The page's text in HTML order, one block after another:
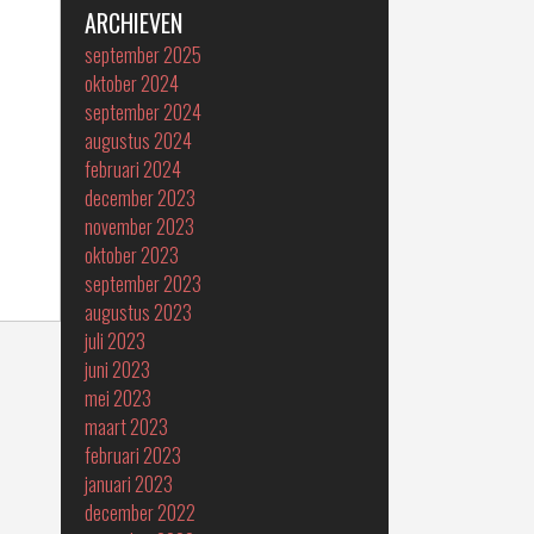
ARCHIEVEN
september 2025
oktober 2024
september 2024
augustus 2024
februari 2024
december 2023
november 2023
oktober 2023
september 2023
augustus 2023
juli 2023
juni 2023
mei 2023
maart 2023
februari 2023
januari 2023
december 2022